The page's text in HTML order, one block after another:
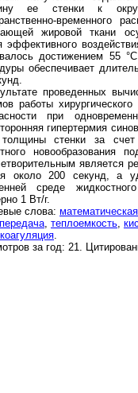
ее стенки к
временного
жировой ткани
эффективного
достижением 55
обеспечивает
проведенных
работы
при
гипертермия
стенки за счет
новообразования
является
около 200 секунд, а
среде
1 Вт/г.
слова:
, теплоемкость,
.
за год: 21.